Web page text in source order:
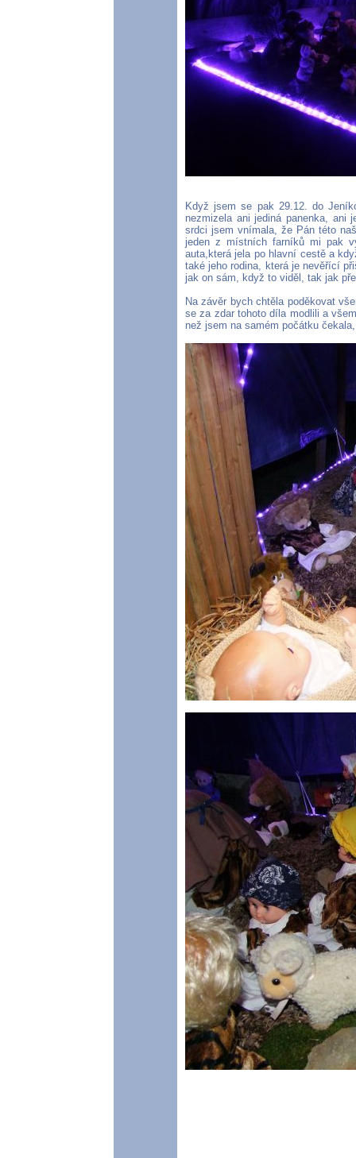
Když jsem se pak 29.12. do
nezmizela ani jediná panenka,
srdci jsem vnímala, že Pán této
jeden z místních farníků mi pak
auta,která jela po hlavní cestě a
také jeho rodina, která je nevěřící
jak on sám, když to viděl, tak jak
Na závěr bych chtěla poděkovat
se za zdar tohoto díla modlili a
než jsem na samém počátku